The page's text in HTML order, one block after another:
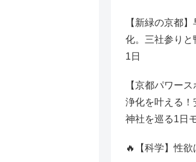
【新緑の京都
化。三社参りと
1日
【京都パワー
浄化を叶える
神社を巡る1日
🔥【科学】性欲